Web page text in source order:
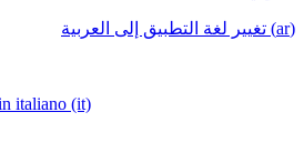
(ar) تغيير لغة التطبيق إلى العربية
italiano (it)